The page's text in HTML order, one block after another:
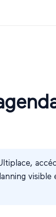
visible